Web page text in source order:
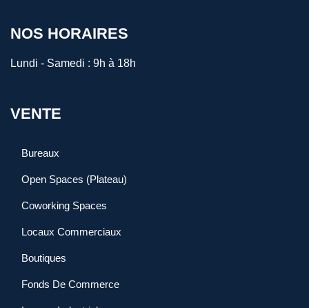
NOS HORAIRES
Lundi - Samedi : 9h à 18h
VENTE
Bureaux
Open Spaces (Plateau)
Coworking Spaces
Locaux Commerciaux
Boutiques
Fonds De Commerce